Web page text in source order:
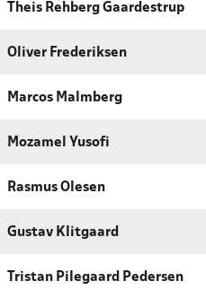
Theis Rehberg Gaardestrup
Oliver Frederiksen
Marcos Malmberg
Mozamel Yusofi
Rasmus Olesen
Gustav Klitgaard
Tristan Pilegaard Pedersen